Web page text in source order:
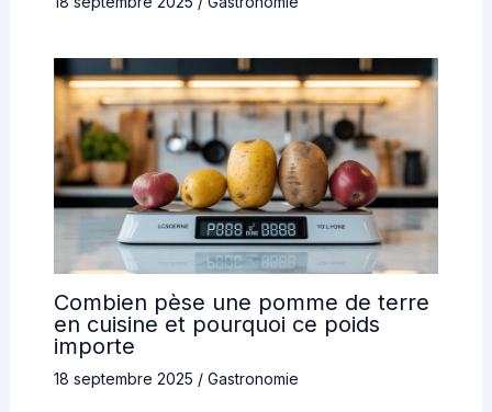
Combien pèse une pomme de terre
en cuisine et pourquoi ce poids
importe
18 septembre 2025 / Gastronomie